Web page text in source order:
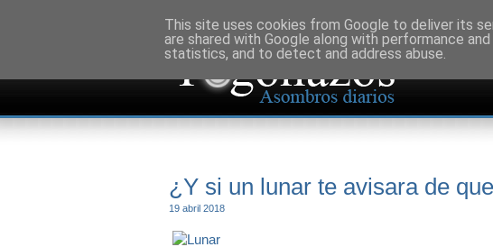
¿Y si un lunar te avisara de
19 abril 2018
This site uses cookies from Google to deliver its
are shared with Google along with performance
statistics, and to detect and address abuse.